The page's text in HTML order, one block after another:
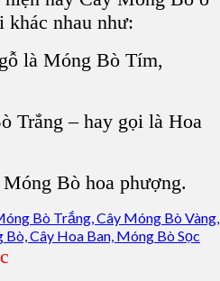
khác nhau như:
là Móng Bò Tím,
Trắng – hay gọi là Hoa
Bò hoa phượng.